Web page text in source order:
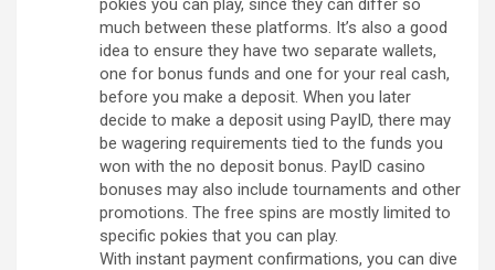
pokies you can play, since they can differ so
much between these platforms. It’s also a good
idea to ensure they have two separate wallets,
one for bonus funds and one for your real cash,
before you make a deposit. When you later
decide to make a deposit using PayID, there may
be wagering requirements tied to the funds you
won with the no deposit bonus. PayID casino
bonuses may also include tournaments and other
promotions. The free spins are mostly limited to
specific pokies that you can play.
With instant payment confirmations, you can dive